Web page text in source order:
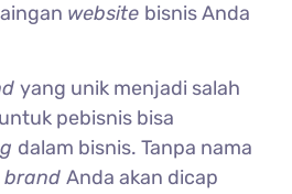
website bisnis Anda
yang unik menjadi salah
pebisnis bisa
dalam bisnis. Tanpa nama
brandAnda akan dicap